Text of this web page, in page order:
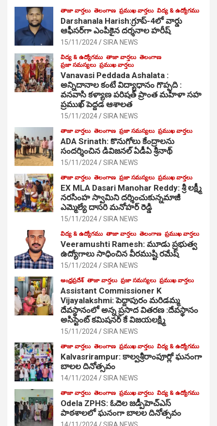
తాజా వార్తలు తెలంగాణ ప్రముఖ వార్తలు విద్య & ఉద్యోగము
Darshanala Harish:గ్రూప్-4లో వార్డు
ఆఫీసర్‌గా ఎంపికైన దర్శనాల హరీష్
15/11/2024 SIRA NEWS
విద్య & ఉద్యోగము తాజా వార్తలు తెలంగాణ
ప్రజా సమస్యలు ప్రముఖ వార్తలు
Vanavasi Peddada Ashalata :
అన్నిదానాల కంటే విద్యాధానం గొప్పది :
వనవాసి కళ్యాణ పరిషత్ ప్రాంత మహిళా సహ
ప్రముఖ్ పెద్దడ ఆశాలత
15/11/2024 SIRA NEWS
తాజా వార్తలు తెలంగాణ ప్రజా సమస్యలు ప్రముఖ వార్తలు
ADA Srinath: కొనుగోలు కేంద్రాల‌ను
సంద‌ర్శించిన డివిజనల్ ఏడీఏ శ్రీనాథ్
15/11/2024 SIRA NEWS
తాజా వార్తలు తెలంగాణ ప్రజా సమస్యలు ప్రముఖ వార్తలు
EX MLA Dasari Manohar Reddy: శ్రీ లక్ష్మీ
నరసింహ స్వామిని దర్శించుకున్నమాజీ
ఎమ్మెల్యే దాసరి మనోహర్ రెడ్డి
15/11/2024 SIRA NEWS
విద్య & ఉద్యోగము తాజా వార్తలు తెలంగాణ ప్రముఖ వార్తలు
Veeramushti Ramesh: మూడు ప్రభుత్వ
ఉద్యోగాలు సాధించిన వీరముష్టి రమేష్
15/11/2024 SIRA NEWS
ఆంధ్రప్రదేశ్ తాజా వార్తలు ప్రజా సమస్యలు ప్రముఖ వార్తలు
Assistant Commissioner K
Vijayalakshmi: పెద్దాపురం మరిడమ్మ
దేవస్థానంలో అన్న ప్రసాద వితరణ :దేవస్థానం
అసిస్టెంట్ కమిషనర్ కే విజయలక్ష్మి
15/11/2024 SIRA NEWS
తాజా వార్తలు తెలంగాణ ప్రముఖ వార్తలు విద్య & ఉద్యోగము
Kalvasrirampur: కాల్వశ్రీరాంపూర్లో ఘనంగా
బాలల దినోత్సవం
14/11/2024 SIRA NEWS
తాజా వార్తలు తెలంగాణ ప్రముఖ వార్తలు విద్య & ఉద్యోగము
Odela ZPHS: ఓదెల జ‌డ్పీహెచ్ఎస్
పాఠ‌శాల‌లో ఘనంగా బాలల దినోత్సవం
14/11/2024 SIRA NEWS